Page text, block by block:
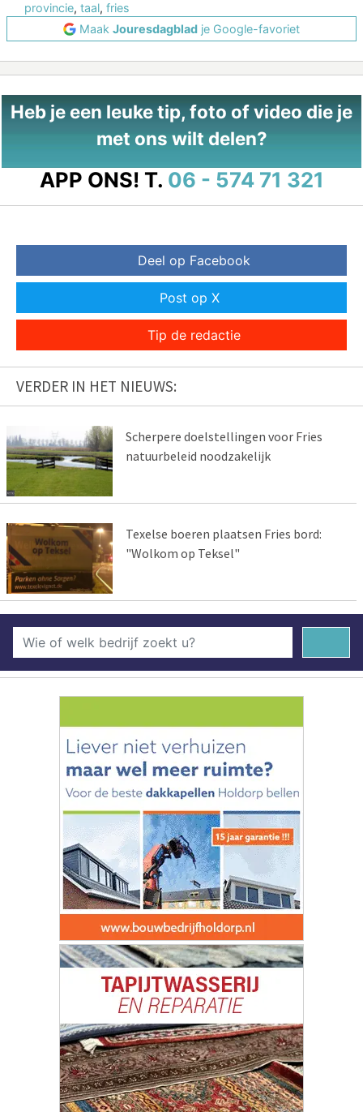
provincie, taal, fries
Maak Jouresdagblad je Google-favoriet
Heb je een leuke tip, foto of video die je
met ons wilt delen?
APP ONS! T. 06 - 574 71 321
Deel op Facebook
Post op X
Tip de redactie
VERDER IN HET NIEUWS:
Scherpere doelstellingen voor Fries
natuurbeleid noodzakelijk
Texelse boeren plaatsen Fries bord:
"Wolkom op Teksel"